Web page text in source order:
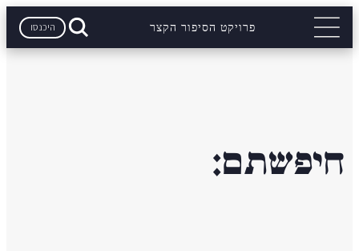
פרויקט הסיפור הקצר היכנסו
חיפשתם: